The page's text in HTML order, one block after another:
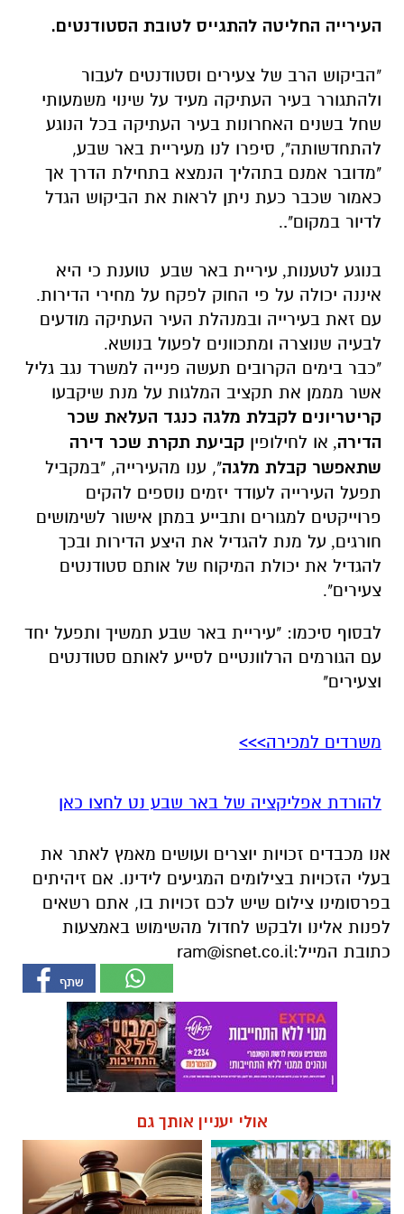
העירייה החליטה להתגייס לטובת הסטודנטים.
"הביקוש הרב של צעירים וסטודנטים לעבור
ולהתגורר בעיר העתיקה מעיד על שינוי משמעותי
שחל בשנים האחרונות בעיר העתיקה בכל הנוגע
להתחדשותה", סיפרו לנו מעיריית באר שבע,
"מדובר אמנם בתהליך הנמצא בתחילת הדרך אך
כאמור שכבר כעת ניתן לראות את הביקוש הגדל
לדיור במקום"..
בנוגע לטענות, עיריית באר שבע טוענת כי היא
איננה יכולה על פי החוק לפקח על מחירי הדירות.
עם זאת בעירייה ובמנהלת העיר העתיקה מודעים
לבעיה שנוצרה ומתכוונים לפעול בנושא.
"כבר בימים הקרובים תעשה פנייה למשרד נגב גליל
אשר מממן את תקציב המלגות על מנת שיקבעו
קריטריונים לקבלת מלגה כנגד העלאת שכר
הדירה, או לחילופין קביעת תקרת שכר דירה
שתאפשר קבלת מלגה", ענו מהעירייה, "במקביל
תפעל העירייה לעודד יזמים נוספים להקים
פרוייקטים למגורים ותבייע במתן אישור לשימושים
חורגים, על מנת להגדיל את היצע הדירות ובכך
להגדיל את יכולת המיקוח של אותם סטודנטים
צעירים".
לבסוף סיכמו: "עיריית באר שבע תמשיך ותפעל יחד
עם הגורמים הרלוונטיים לסייע לאותם סטודנטים
וצעירים"
משרדים למכירה>>>
להורדת אפליקציה של באר שבע נט לחצו כאן
אנו מכבדים זכויות יוצרים ועושים מאמץ לאתר את
בעלי הזכויות בצילומים המגיעים לידינו. אם זיהיתים
בפרסומינו צילום שיש לכם זכויות בו, אתם רשאים
לפנות אלינו ולבקש לחדול מהשימוש באמצעות
כתובת המייל:ram@isnet.co.il
אולי יעניין אותך גם